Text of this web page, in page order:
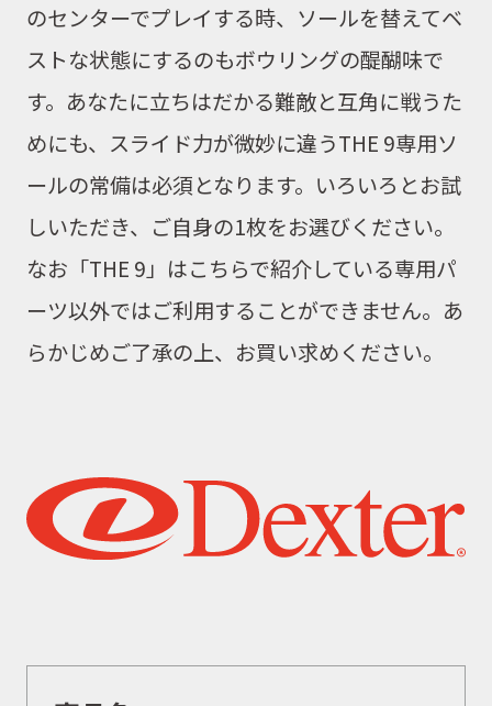
のセンターでプレイする時、 ソールを替えてベ
ストな状態にするのもボウリングの醍醐味で
す。あなたに立ちはだかる難敵と互角に戦うた
めにも、スライド力が微妙に違うTHE 9専用ソ
ールの常備は必須となります。 いろいろとお試
しいただき、ご自身の1枚をお選びください。
なお「THE 9」はこちらで紹介している専用パ
ーツ以外ではご利用することができません。あ
らかじめご了承の上、お買い求めください。